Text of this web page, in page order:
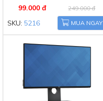
99.000 đ 249.000 đ
SKU: 5216 MUA NGAY